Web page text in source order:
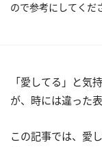
ので参考にしてくだ
「愛してる」と気
が、時には違った
この記事では、愛